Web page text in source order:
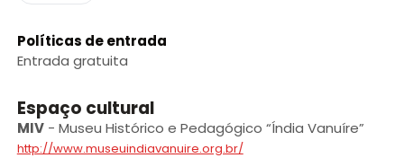
Políticas de entrada
Entrada gratuita
Espaço cultural
MIV- Museu Histórico e Pedagógico “Índia Vanuíre”
http://www.museuindiavanuire.org.br/